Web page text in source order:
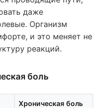
даже
Организм
и это меняет не
реакций.
боль
Хроническая боль